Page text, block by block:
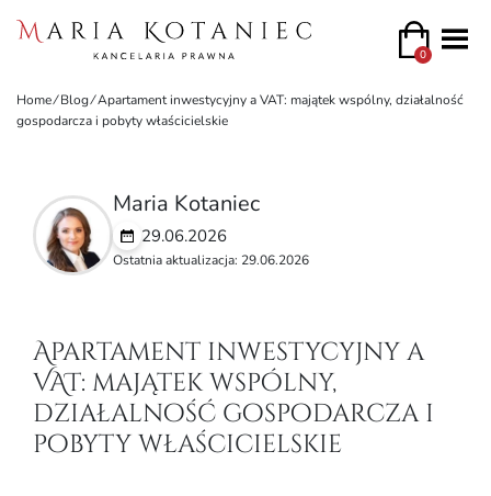
0
Home⁄Blog⁄Apartament inwestycyjny a VAT: majątek wspólny, działalność
gospodarcza i pobyty właścicielskie
Maria Kotaniec
29.06.2026
Ostatnia aktualizacja: 29.06.2026
Apartament inwestycyjny a
VAT: majątek wspólny,
działalność gospodarcza i
pobyty właścicielskie